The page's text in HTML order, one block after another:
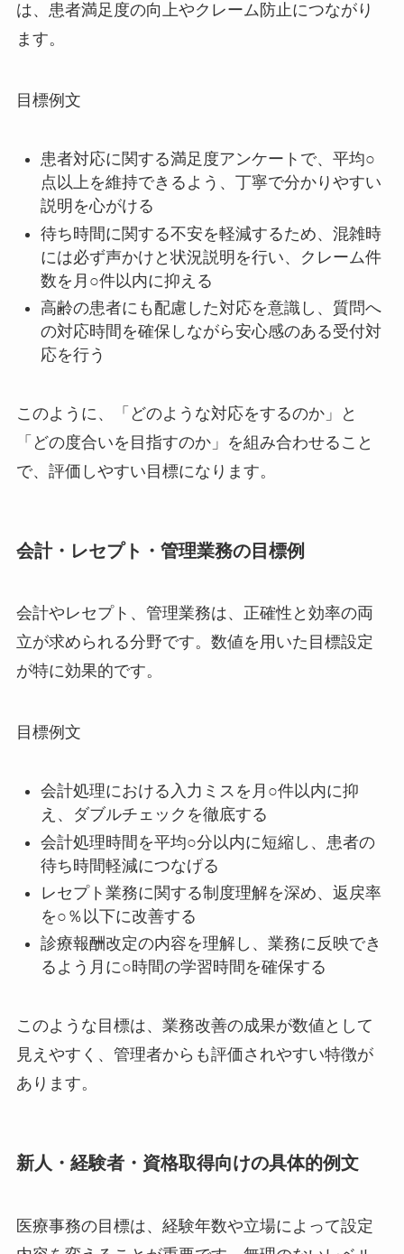
は、患者満足度の向上やクレーム防止につながり
ます。
目標例文
患者対応に関する満足度アンケートで、平均○
点以上を維持できるよう、丁寧で分かりやすい
説明を心がける
待ち時間に関する不安を軽減するため、混雑時
には必ず声かけと状況説明を行い、クレーム件
数を月○件以内に抑える
高齢の患者にも配慮した対応を意識し、質問へ
の対応時間を確保しながら安心感のある受付対
応を行う
このように、「どのような対応をするのか」と
「どの度合いを目指すのか」を組み合わせること
で、評価しやすい目標になります。
会計・レセプト・管理業務の目標例
会計やレセプト、管理業務は、正確性と効率の両
立が求められる分野です。数値を用いた目標設定
が特に効果的です。
目標例文
会計処理における入力ミスを月○件以内に抑
え、ダブルチェックを徹底する
会計処理時間を平均○分以内に短縮し、患者の
待ち時間軽減につなげる
レセプト業務に関する制度理解を深め、返戻率
を○％以下に改善する
診療報酬改定の内容を理解し、業務に反映でき
るよう月に○時間の学習時間を確保する
このような目標は、業務改善の成果が数値として
見えやすく、管理者からも評価されやすい特徴が
あります。
新人・経験者・資格取得向けの具体的例文
医療事務の目標は、経験年数や立場によって設定